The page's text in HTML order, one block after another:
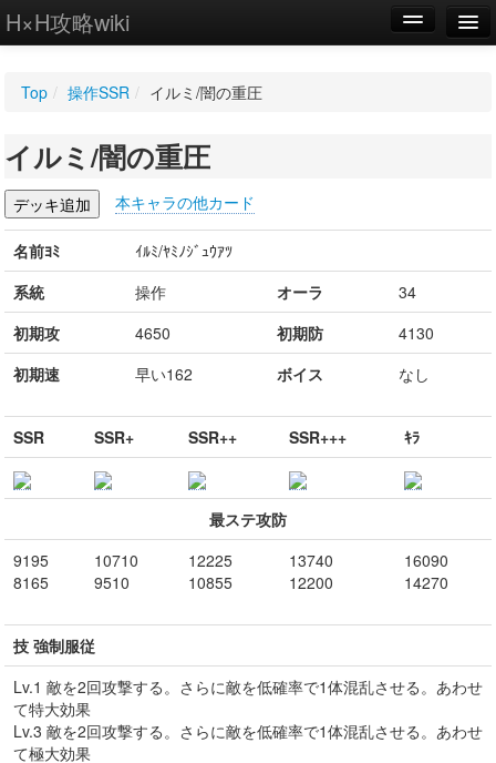
H×H攻略wiki
WIKI
設定
Top / 操作SSR / イルミ/闇の重圧
イルミ/闇の重圧
本キャラの他カード
名前ﾖﾐ
ｲﾙﾐ/ﾔﾐﾉｼﾞｭｳｱﾂ
系統
操作 オーラ
34
初期攻
4650 初期防
4130
初期速
早い162 ボイス なし
SSR SSR+ SSR++ SSR+++ ｷﾗ
最ステ攻防
9195
8165
10710
9510
12225
10855
13740
12200
16090
14270
技 強制服従
Lv.1 敵を2回攻撃する。さらに敵を低確率で1体混乱させる。あわせ
て特大効果
Lv.3 敵を2回攻撃する。さらに敵を低確率で1体混乱させる。あわせ
て極大効果